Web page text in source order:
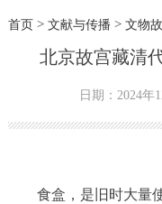
首页> 文献与传播 > 文物
北京故宫藏清
日期：2024年
食盒，是旧时大量使